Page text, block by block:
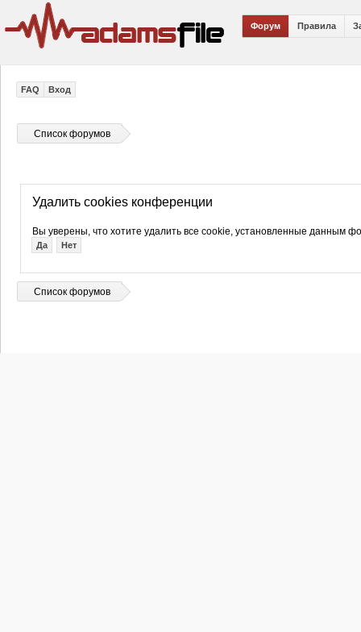
Форум Правила
FAQ Вход
Список форумов
Удалить cookies конференции
Вы уверены, что хотите удалить все cookie, установленные данным
Список форумов